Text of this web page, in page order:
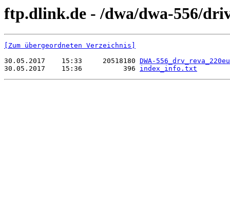
ftp.dlink.de - /dwa/dwa-556/
[Zum übergeordneten Verzeichnis]
30.05.2017    15:33     20518180 DWA-
30.05.2017    15:36          396 index_info.txt